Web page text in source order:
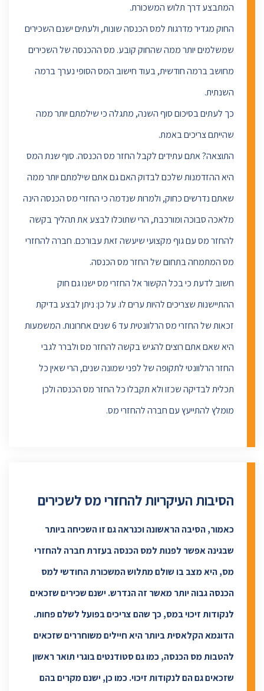
המתבצע דרך תלוש המשכורת.
החוק מגדיר מדרגות למס הכנסה שונות, ולעתים ישנם השכירים
שמשלמים יותר ממה שהחוק קובע. מס ההכנסה של השכירים
מחושב ברמה חודשית, בעוד חישוב המס הסופי נערך ברמה
השנתית.
כך לעתים בסיכום סוף השנה, מתגלה כי שילמתם יותר ממה
שהייתם צריכים באמת.
התוצאה? אתם עתידים לקבל החזר מס הכנסה. סוף שנת המס
היא ההזדמנות שלכם לבדוק האם גם אתם שילמתם יותר ממה
שאתם נדרשים כחוק, ולמרות שנדמה כי החזרי מס הכנסה הינה
מלאכה סבוכה ומורכבת, הרי שתוכלו לבצע את תהליך בקשה
להחזר מס עם גוף מקצועי שיעשה זאת עבורכם. חברה להחזרי
מס המתמחה בתחום של החזר מס הכנסה.
חשוב לדעת כי בכל הקשור אל החזרי מס ישנו גם חוק
ההתיישנות שצריכים להיות ערים לו. על כן: ניתן לבצע בדיקת
זכאות של החזרי מס הרלוונטית עד 6 שנים אחרונות. המשמעות
היא שאם אתם רוצים להגיש בקשה להחזר מס ולברר לגבי
החזר הרלוונטי לתקופה של לפני שמונה שנים, הרי שאין כל
תכלית לבדיקה שכזו ולא תקבלו כל החזר מס הכנסה ולכן
מומלץ להתייעץ עם חברה להחזרי מס.
הסיבות העיקריות להחזרי מס לשכירים
כאמור, הסיבה הראשונה וכנראה גם זו השכיחה ביותר
שבגינה אפשר לפנות למס הכנסה בעזרת חברה להחזרי
מס, היא מצב בו שולם מתלוש המשכורת החודשי למס
הכנסה גבוה יותר מאשר זה הנדרש. ישנם שכירים שזכאים
לנקודות זיכוי במס, כך שהם צריכים בפועל לשלם פחות.
הדוגמא הקלאסית ביותר היא חיילים משוחררים שזכאים
להטבות מס הכנסה, כמו גם סטודנטים בוגרי תואר ראשון
שזכאים גם הם לנקודות זיכוי. כמו כן, ישנם מקרים בהם